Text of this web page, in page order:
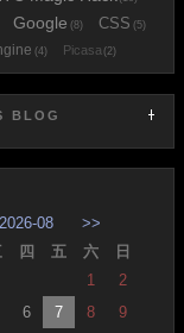
Google (8) CSS (5)
(4) Picasa (2)
BLOG
2026-08
>>
四 五 六
日
1
2
6 7 8
9